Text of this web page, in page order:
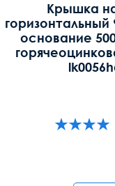
Крышка
горизонтальный
основание